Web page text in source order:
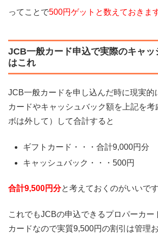
ってことで500円ゲットと数えておきま
JCB一般カード申込で実際のキャッ
はこれ
JCB一般カードを申し込んだ時に現実的
カードやキャッシュバック額を上記を考
ボは外して）して合計すると
ギフトカード・・・合計9,000円分
キャッシュバック・・・500円
合計9,500円分と考えておくのがいいです
これでもJCBの申込できるプロパーカー
カードなので実質9,500円の割引は管理お